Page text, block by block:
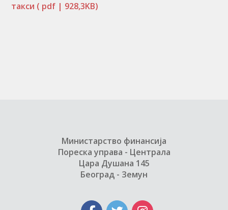
такси ( pdf | 928,3KB)
Министарство финансија
Пореска управа - Централа
Цара Душана 145
Београд - Земун